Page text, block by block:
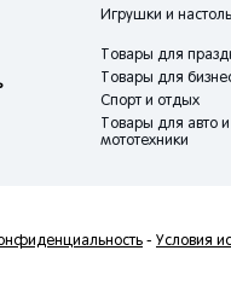
Игрушки и
Товары для
Товары для
Спорт и отдых
Товары для авто и
мототехники
- Условия